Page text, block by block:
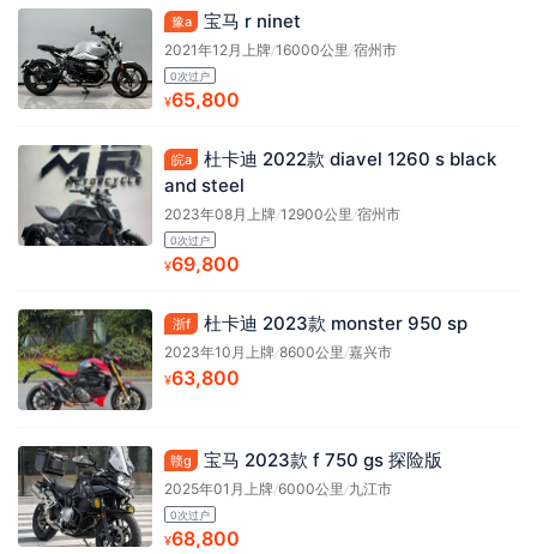
豫a 宝马 r ninet
2021年12月上牌/16000公里/宿州市
0次过户
¥65,800
皖a
杜卡迪 2022款 diavel 1260 s black
and steel
2023年08月上牌/12900公里/宿州市
0次过户
¥69,800
浙f 杜卡迪 2023款 monster 950 sp
2023年10月上牌/8600公里/嘉兴市
¥63,800
赣g 宝马 2023款 f 750 gs 探险版
2025年01月上牌/6000公里/九江市
0次过户
¥68,800